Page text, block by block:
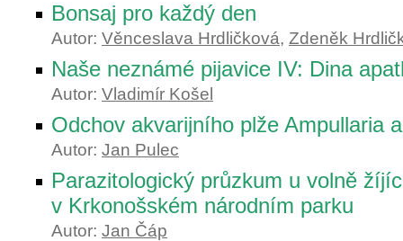
Bonsaj pro každý den
Autor: Věnceslava Hrdličková, Zdeněk
Naše neznámé pijavice IV: Dina
Autor: Vladimír Košel
Odchov akvarijního plže Ampullaria
Autor: Jan Pulec
Parazitologický průzkum u volně
v Krkonošském národním parku
Autor: Jan Čáp